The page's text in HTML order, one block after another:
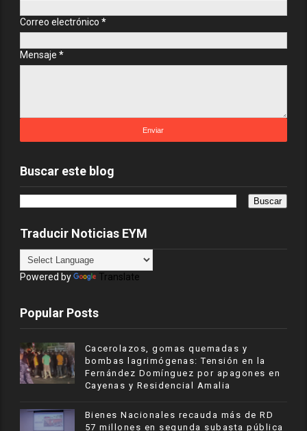
Correo electrónico *
Mensaje *
Buscar este blog
Traducir Noticias EYM
Powered by Translate
Popular Posts
Cacerolazos, gomas quemadas y
bombas lagrimógenas: Tensión en la
Fernández Domínguez por apagones en
Cayenas y Residencial Amalia
Bienes Nacionales recauda más de RD
57 millones en segunda subasta pública